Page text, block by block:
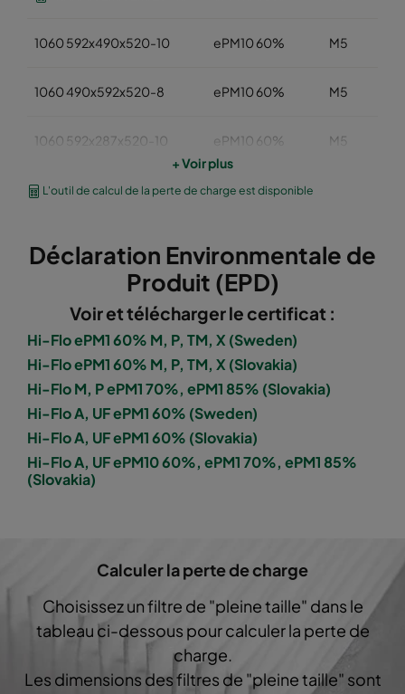
1060 592x490x520-10 ePM10 60% M5
1060 490x592x520-8 ePM10 60% M5
1060 592x287x520-10 ePM10 60% M5
1060 287x592x520-5 ePM10 60%
1060 490x892x520-8 ePM10 60%
1060 287x892x520-5 ePM10 60%
1060 592x592x600-8 ePM10 60% M5
1060 592x490x600-8 ePM10 60%
1060 490x592x600-6
1060 287x592x600-4 ePM10 60%
1060 592x592x600-6 ePM10 60% M5
1060 592x490x600-6 ePM10 60% M5
+ Voir plus
L'outil de calcul de la perte de charge est disponible
Déclaration Environmentale de
Produit (EPD)
Voir et télécharger le certificat :
Hi-Flo ePM1 60% M, P, TM, X (Sweden)
Hi-Flo ePM1 60% M, P, TM, X (Slovakia)
Hi-Flo M, P ePM1 70%, ePM1 85% (Slovakia)
Hi-Flo A, UF ePM1 60% (Sweden)
Hi-Flo A, UF ePM1 60% (Slovakia)
Hi-Flo A, UF ePM10 60%, ePM1 70%, ePM1 85%
(Slovakia)
Calculer la perte de charge
Choisissez un filtre de "pleine taille" dans le
tableau ci-dessous pour calculer la perte de
charge.
Les dimensions des filtres de "pleine taille" sont